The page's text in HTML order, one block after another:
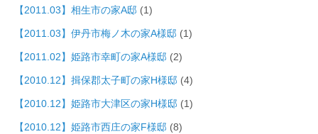
【2011.03】相生市の家A邸 (1)
【2011.03】伊丹市梅ノ木の家A様邸 (1)
【2011.02】姫路市幸町の家A様邸 (2)
【2010.12】揖保郡太子町の家H様邸 (4)
【2010.12】姫路市大津区の家H様邸 (1)
【2010.12】姫路市西庄の家F様邸 (8)